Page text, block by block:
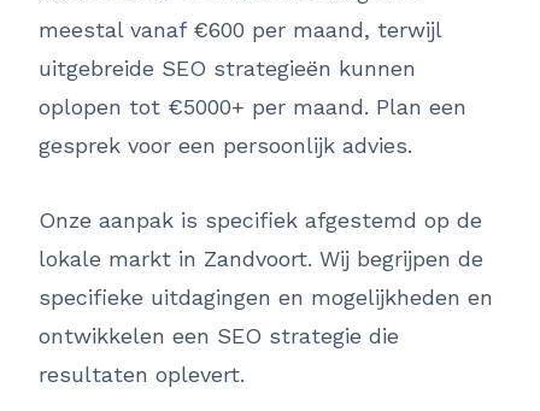
meestal vanaf €600 per maand, terwijl
uitgebreide SEO strategieën kunnen
oplopen tot €5000+ per maand. Plan een
gesprek voor een persoonlijk advies.
Onze aanpak is specifiek afgestemd op de
lokale markt in Zandvoort. Wij begrijpen de
specifieke uitdagingen en mogelijkheden en
ontwikkelen een SEO strategie die
resultaten oplevert.